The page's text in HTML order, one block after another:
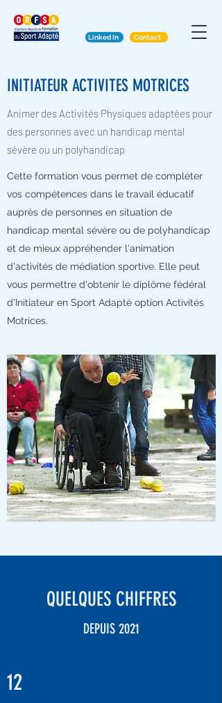
Linked In Contact
INITIATEUR ACTIVITES MOTRICES
Animer des Activités Physiques adaptées pour
des personnes avec un handicap mental
sévère ou un polyhandicap
Cette formation vous permet de compléter
vos compétences dans le travail éducatif
auprès de personnes en situation de
handicap mental sévère ou de polyhandicap
et de mieux appréhender l'animation
d'activités de médiation sportive. Elle peut
vous permettre d'obtenir le diplôme fédéral
d'Initiateur en Sport Adapté option Activités
Motrices.
QUELQUES CHIFFRES
DEPUIS 2021
12